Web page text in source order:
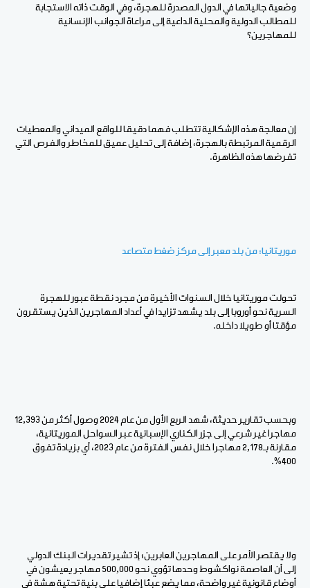
وضعية جالياتها في الدول المصدرة للهجرة، وفي الوقت ذاته الاستجابة
للمطالب الدولية والمحلية الداعية إلى مراعاة الجوانب الإنسانية
للمهاجرين؟
إن معالجة هذه الإشكالية تتطلب فهما دقيقا للواقع الميداني والمعطيات
الرقمية المرتبطة بالهجرة، إضافة إلى تحليل عميق للمخاطر والفرص التي
تفرضها هذه الظاهرة.
موريتانيا: من بلد معبر إلى مركز ضغط متصاعد
تحولت موريتانيا خلال السنوات الأخيرة من مجرد نقطة عبور للهجرة
السرية نحو أوروبا إلى بلد يشهد تزايدا في أعداد المهاجرين الذين يستقرون
مؤقتا أو طويلا داخله.
وبحسب تقارير حديثة، شهد الربع الأول من عام 2024 وصول أكثر من 12,393
مهاجرا غير شرعي إلى جزر الكناري الإسبانية عبر السواحل الموريتانية،
مقارنة بـ2,178 مهاجرا خلال نفس الفترة من عام 2023، أي بزيادة تفوق
400٪.
ولا يقتصر الأمر على المهاجرين العابرين؛ إذ تشير تقديرات البنك الدولي
إلى أن العاصمة نواكشوط وحدها تؤوي نحو 500,000 مهاجر يعيشون في
أوضاع قانونية غير واضحة، مما يضع عبئا إضافيا على بنية تحتية هشة في